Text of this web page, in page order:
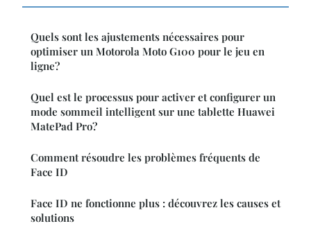
Quels sont les ajustements nécessaires pour
optimiser un Motorola Moto G100 pour le jeu en
ligne?
Quel est le processus pour activer et configurer un
mode sommeil intelligent sur une tablette Huawei
MatePad Pro?
Comment résoudre les problèmes fréquents de
Face ID
Face ID ne fonctionne plus : découvrez les causes et
solutions